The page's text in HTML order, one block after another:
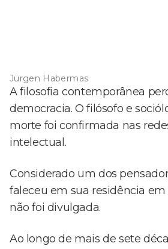
Jürgen Habermas
A filosofia contemporânea
democracia. O filósofo e
morte foi confirmada nas
intelectual.
Considerado um dos
faleceu em sua residência
não foi divulgada.
Ao longo de mais de sete